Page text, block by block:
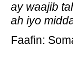
ay waajib
ah iyo
Faafin: